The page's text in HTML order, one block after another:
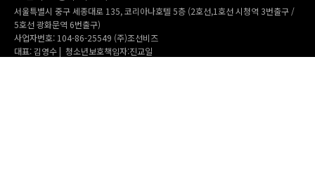
서울특별시 중구 세종대로 135, 코리아나호텔 5층 (2호선,1호선 시청역 3번출구 /
5호선 광화문역 6번출구)
사업자번호: 104-86-25549 (주)조선비즈
대표: 김영수 | 청소년보호책임자:진교일